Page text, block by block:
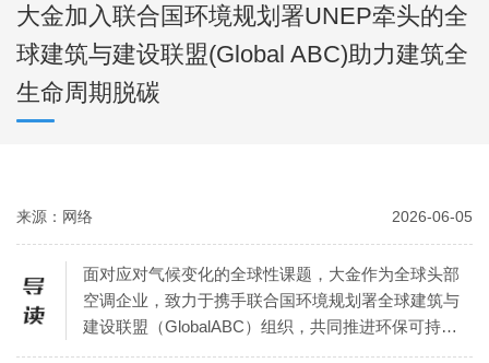
大金加入联合国环境规划署UNEP牵头的全
球建筑与建设联盟(Global ABC)助力建筑全
生命周期脱碳
来源：网络 2026-06-05
面对应对气候变化的全球性课题，大金作为全球头部
空调企业，致力于携手联合国环境规划署全球建筑与
建设联盟（GlobalABC）组织，共同推进环保可持续
发展议题，助推建筑业绿色低碳转型。